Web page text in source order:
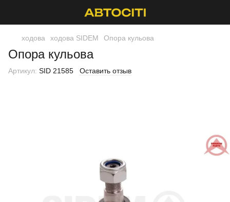
ходова ходова SIDEM Опора кульова
Опора кульова
Артикул: SID 21585 Оставить отзыв